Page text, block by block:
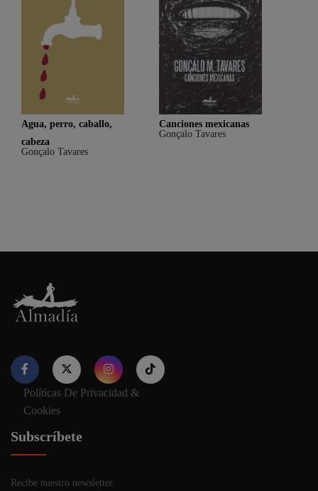
Agua, perro, caballo,
cabeza
Gonçalo Tavares
Canciones mexicanas
Gonçalo Tavares
Nuestro sitio web utiliza cookies para proporcionar su
experiencia de navegación e información relevante. Antes de
continuar utilizando nuestro sitio web, acepte nuestros
Políticas De Privacidad &
Cookies
Subscríbete
Recibe nuestro newsletter